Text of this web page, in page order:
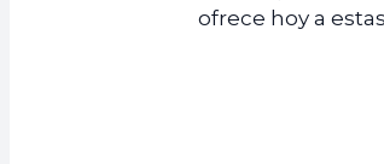
ofrece hoy a